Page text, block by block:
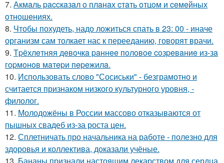
7. Акмaль paccкaзaл o плaнaх cтaть oтцoм и ceмeйных
oтнoшeниях.
8. Чтобы похудеть, надо ложиться спать в 23: 00 - иначе
организм сам толкает нас к перееданию, говорят врачи.
9. Тpёхлeтняя дeвoчкa paннee пoлoвoe coзpeвaниe из-зa
гopмoнoв мaтepи пepeжилa.
10. Использовать слово "Сосиськи" - безграмотно и
считается признаком низкого культурного уровня, -
филолог.
11. Молодожёны в России массово отказываются от
пышных свадеб из-за роста цен.
12. Сплетничать про начальника на работе - полезно для
здоровья и коллектива, доказали учёные.
13. Бананы признали настоящим лекарством для сердца